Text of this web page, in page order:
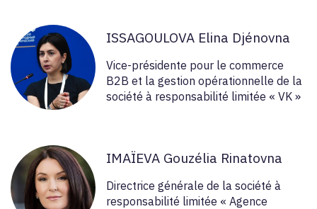
ISSAGOULOVA Elina Djénovna
Vice-présidente pour le commerce
В2В et la gestion opérationnelle de la
société à responsabilité limitée « VK »
IMAÏEVA Gouzélia Rinatovna
Directrice générale de la société à
responsabilité limitée « Agence